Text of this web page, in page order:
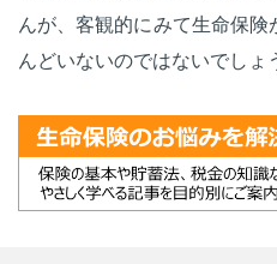
んが、客観的にみて生命保
んどいないのではないでしょ